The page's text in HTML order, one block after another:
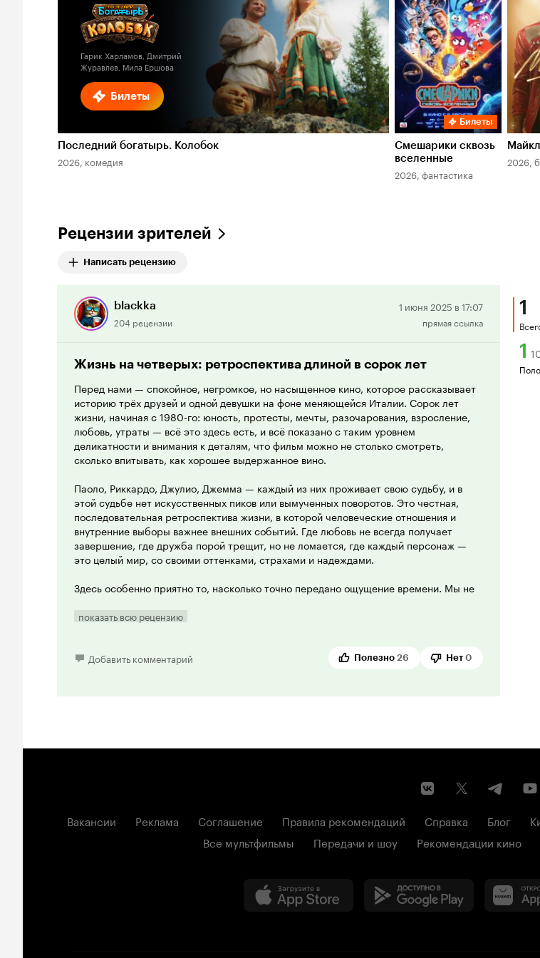
Билеты
Кинопоиска
Гарик Харламов, Дмитрий
Журавлев, Мила Ершова
Последний богатырь. Колобок
2026, комедия
Билеты
Смешарики сквозь
вселенные
2026, фантастика
Майкл
2026,
Рецензии зрителей
Написать рецензию
blackka
204 рецензии
рецензия
1 июня 2025 в 17:07
прямая ссылка
Жизнь на четверых: ретроспектива длиной в сорок лет
Перед нами — спокойное, негромкое, но насыщенное кино, которое рассказывает
историю трёх друзей и одной девушки на фоне меняющейся Италии. Сорок лет
жизни, начиная с 1980-го: юность, протесты, мечты, разочарования, взросление,
любовь, утраты — всё это здесь есть, и всё показано с таким уровнем
деликатности и внимания к деталям, что фильм можно не столько смотреть,
сколько впитывать, как хорошее выдержанное вино.
Паоло, Риккардо, Джулио, Джемма — каждый из них проживает свою судьбу, и в
этой судьбе нет искусственных пиков или вымученных поворотов. Это честная,
последовательная ретроспектива жизни, в которой человеческие отношения и
внутренние выборы важнее внешних событий. Где любовь не всегда получает
завершение, где дружба порой трещит, но не ломается, где каждый персонаж —
это целый мир, со своими оттенками, страхами и надеждами.
Здесь особенно приятно то, насколько точно передано ощущение времени. Мы не
эпох, идеалов, взглядов, социальных ролей — всё это в фильме не декларируется, а
при этом финальных вердиктов — эта история определённо заслуживает вашего
10 из 10
показать всю рецензию
Добавить комментарий Полезно 26 Нет 0
1
1
Вакансии Реклама Соглашение Правила рекомендаций Справка Блог
Все мультфильмы
Передачи и шоу Рекомендации кино